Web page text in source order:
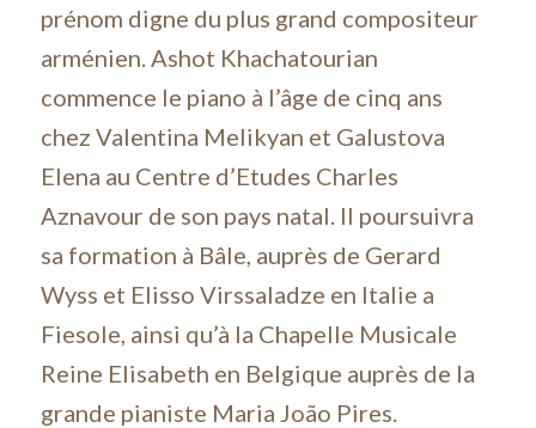
prénom digne du plus grand compositeur
arménien. Ashot Khachatourian
commence le piano à l’âge de cinq ans
chez Valentina Melikyan et Galustova
Elena au Centre d’Etudes Charles
Aznavour de son pays natal. Il poursuivra
sa formation à Bâle, auprès de Gerard
Wyss et Elisso Virssaladze en Italie a
Fiesole, ainsi qu’à la Chapelle Musicale
Reine Elisabeth en Belgique auprès de la
grande pianiste Maria João Pires.